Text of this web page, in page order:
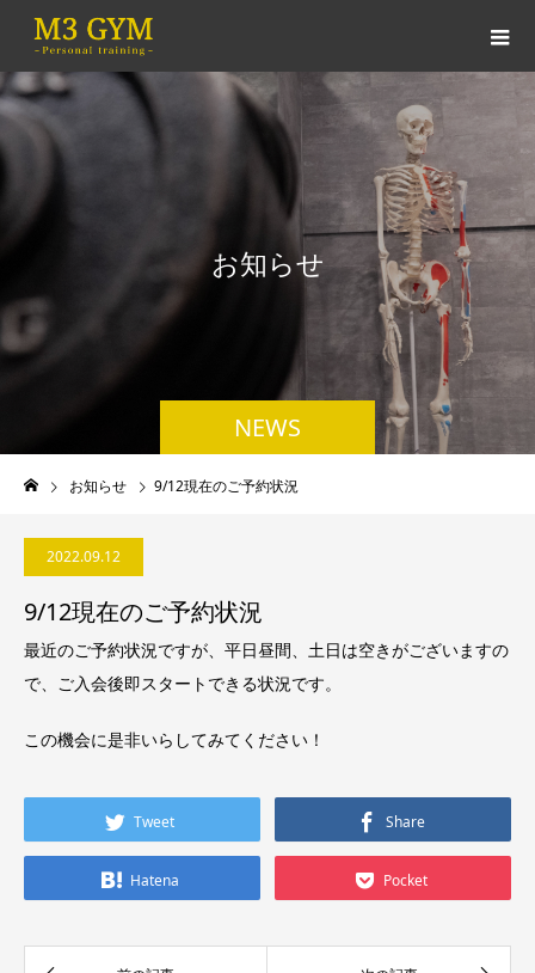
NEWS
お知らせ
お知らせ 9/12現在のご予約状況
2022.09.12
9/12現在のご予約状況
最近のご予約状況ですが、平日昼間、土日は空きがございますの
で、ご入会後即スタートできる状況です。
この機会に是非いらしてみてください！
Tweet Share
Hatena Pocket